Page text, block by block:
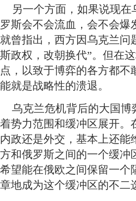
另一个方面，如果说现在
罗斯会不会流血，会不会
就曾指出，西方因乌克兰问
斯政权，改朝换代”。但在
点，以致于博弈的各方都
能就是战略性的溃退。
乌克兰危机背后的大国博
着势力范围和缓冲区展开。
内政还是外交，基本上还
方和俄罗斯之间的一个缓冲
希望能在俄欧之间保留一个
章地成为这个缓冲区的不二